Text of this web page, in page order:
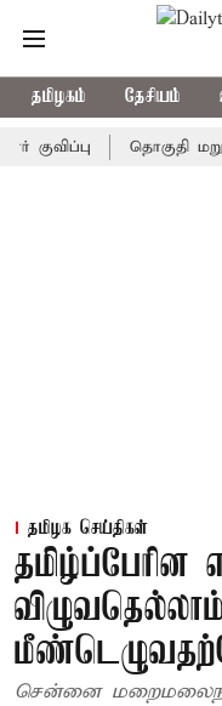
தமிழகம் தேசியம்
தொகுதி
தமிழக செய்திகள்
தமிழ்ப்பேரின
சென்னை